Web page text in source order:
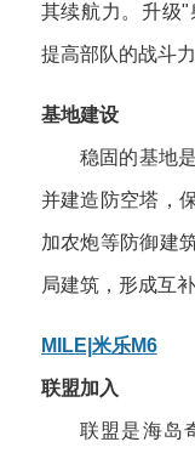
其续航力。升级
提高部队的战斗力
基地建设
稳固的基地
并建造防空塔，
加农炮等防御建
局建筑，形成互
MILE|米乐M6
联盟加入
联盟是海岛